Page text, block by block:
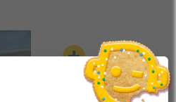
verkrijgbaar voor de
Gardipool
Rectoo
+